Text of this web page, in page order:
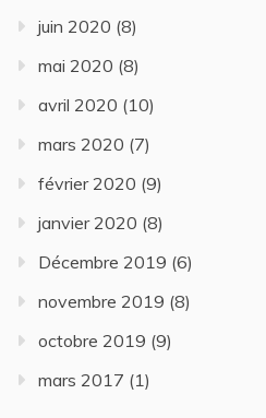
juin 2020 (8)
mai 2020 (8)
avril 2020 (10)
mars 2020 (7)
février 2020 (9)
janvier 2020 (8)
Décembre 2019 (6)
novembre 2019 (8)
octobre 2019 (9)
mars 2017 (1)